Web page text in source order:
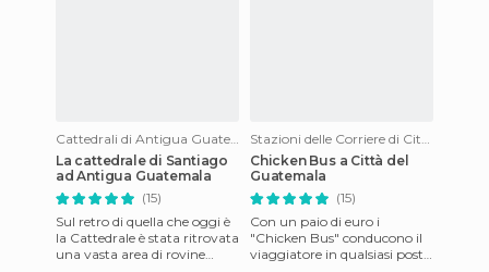
Cattedrali di Antigua Guatemala
La cattedrale di Santiago
ad Antigua Guatemala
(15)
Sul retro di quella che oggi è
la Cattedrale è stata ritrovata
una vasta area di rovine
Stazioni delle Corriere di Città del Guatemala
Chicken Bus a Città del
Guatemala
(15)
Con un paio di euro i
"Chicken Bus" conducono il
viaggiatore in qualsiasi posto